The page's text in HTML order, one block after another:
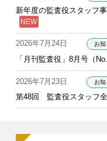
新年度の監査役スタッフ
2026年7月24日 お知
「月刊監査役」8月号（
2026年7月23日 お知
第48回 監査役スタッフ